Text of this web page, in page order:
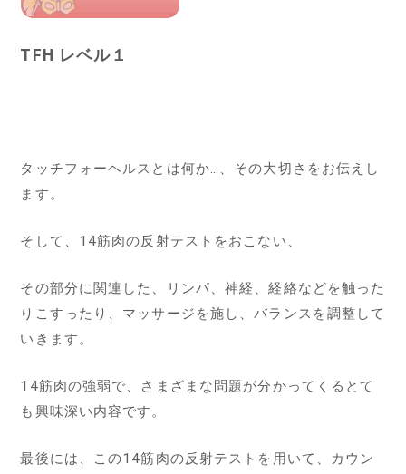
TFH レベル１
タッチフォーヘルスとは何か…、その大切さをお伝えし
ます。
そして、 14筋肉の反射テスト をおこない、
その部分に関連した、リンパ、神経、経絡などを触った
りこすったり、マッサージを施し、バランスを調整して
いきます。
14筋肉の強弱で、さまざまな問題が分かってくるとて
も興味深い内容です。
最後には、この14筋肉の反射テストを用いて、カウン